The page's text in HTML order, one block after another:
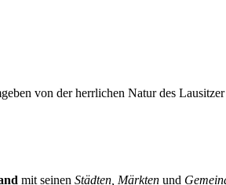
von der herrlichen Natur des
mit seinen Städten, Märkten und